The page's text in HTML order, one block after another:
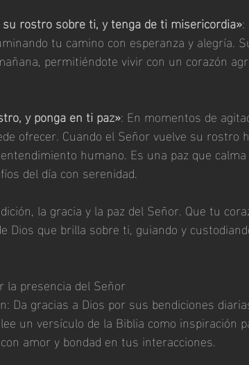
su rostro sobre ti, y tenga de ti misericordia»:
tu camino con esperanza y alegría.
permitiéndote vivir con un corazón
y ponga en ti paz»: En momentos de
ofrecer. Cuando el Señor vuelve su rostro
humano. Es una paz que
del día con serenidad.
la gracia y la paz del Señor. Que tu
Dios que brilla sobre ti, guiando y
la presencia del Señor
Da gracias a Dios por sus bendiciones
un versículo de la Biblia como inspiración
amor y bondad en tus interacciones.